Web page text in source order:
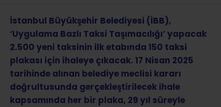
İstanbul Büyükşehir Belediyesi (İBB),
‘Uygulama Bazlı Taksi Taşımacılığı’ yapacak
2.500 yeni taksinin ilk etabında 150 taksi
plakası için ihaleye çıkacak. 17 Nisan 2025
tarihinde alınan belediye meclisi kararı
doğrultusunda gerçekleştirilecek ihale
kapsamında her bir plaka, 29 yıl süreyle